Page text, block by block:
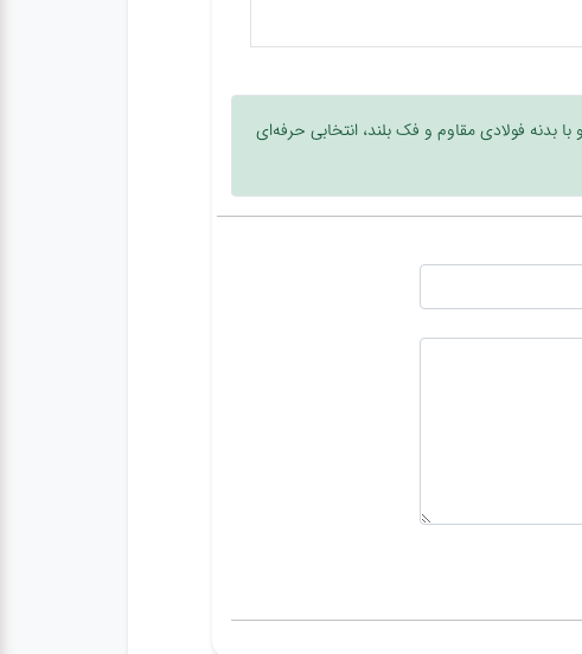
با بدنه فولادی مقاوم و فک بلند، انتخابی حرفه‌ای